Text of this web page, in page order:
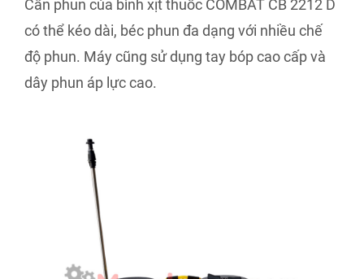
Cần phun của bình xịt thuốc COMBAT CB 2212 D
có thể kéo dài, béc phun đa dạng với nhiều chế
độ phun. Máy cũng sử dụng tay bóp cao cấp và
dây phun áp lực cao.